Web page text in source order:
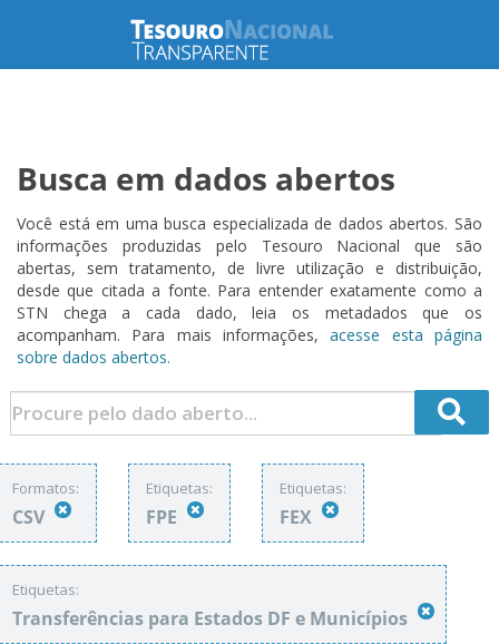
Busca em dados abertos
Você está em uma busca especializada de dados abertos. São
informações produzidas pelo Tesouro Nacional que são
abertas, sem tratamento, de livre utilização e distribuição,
desde que citada a fonte. Para entender exatamente como a
STN chega a cada dado, leia os metadados que os
acompanham. Para mais informações,acesse esta página
sobre dados abertos.
Formatos:
CSV
Etiquetas:
FPE
Etiquetas:
FEX
Etiquetas:
Transferências para Estados DF e Municípios